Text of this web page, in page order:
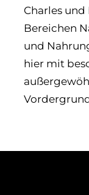
Charles und
Bereichen
und
hier mit